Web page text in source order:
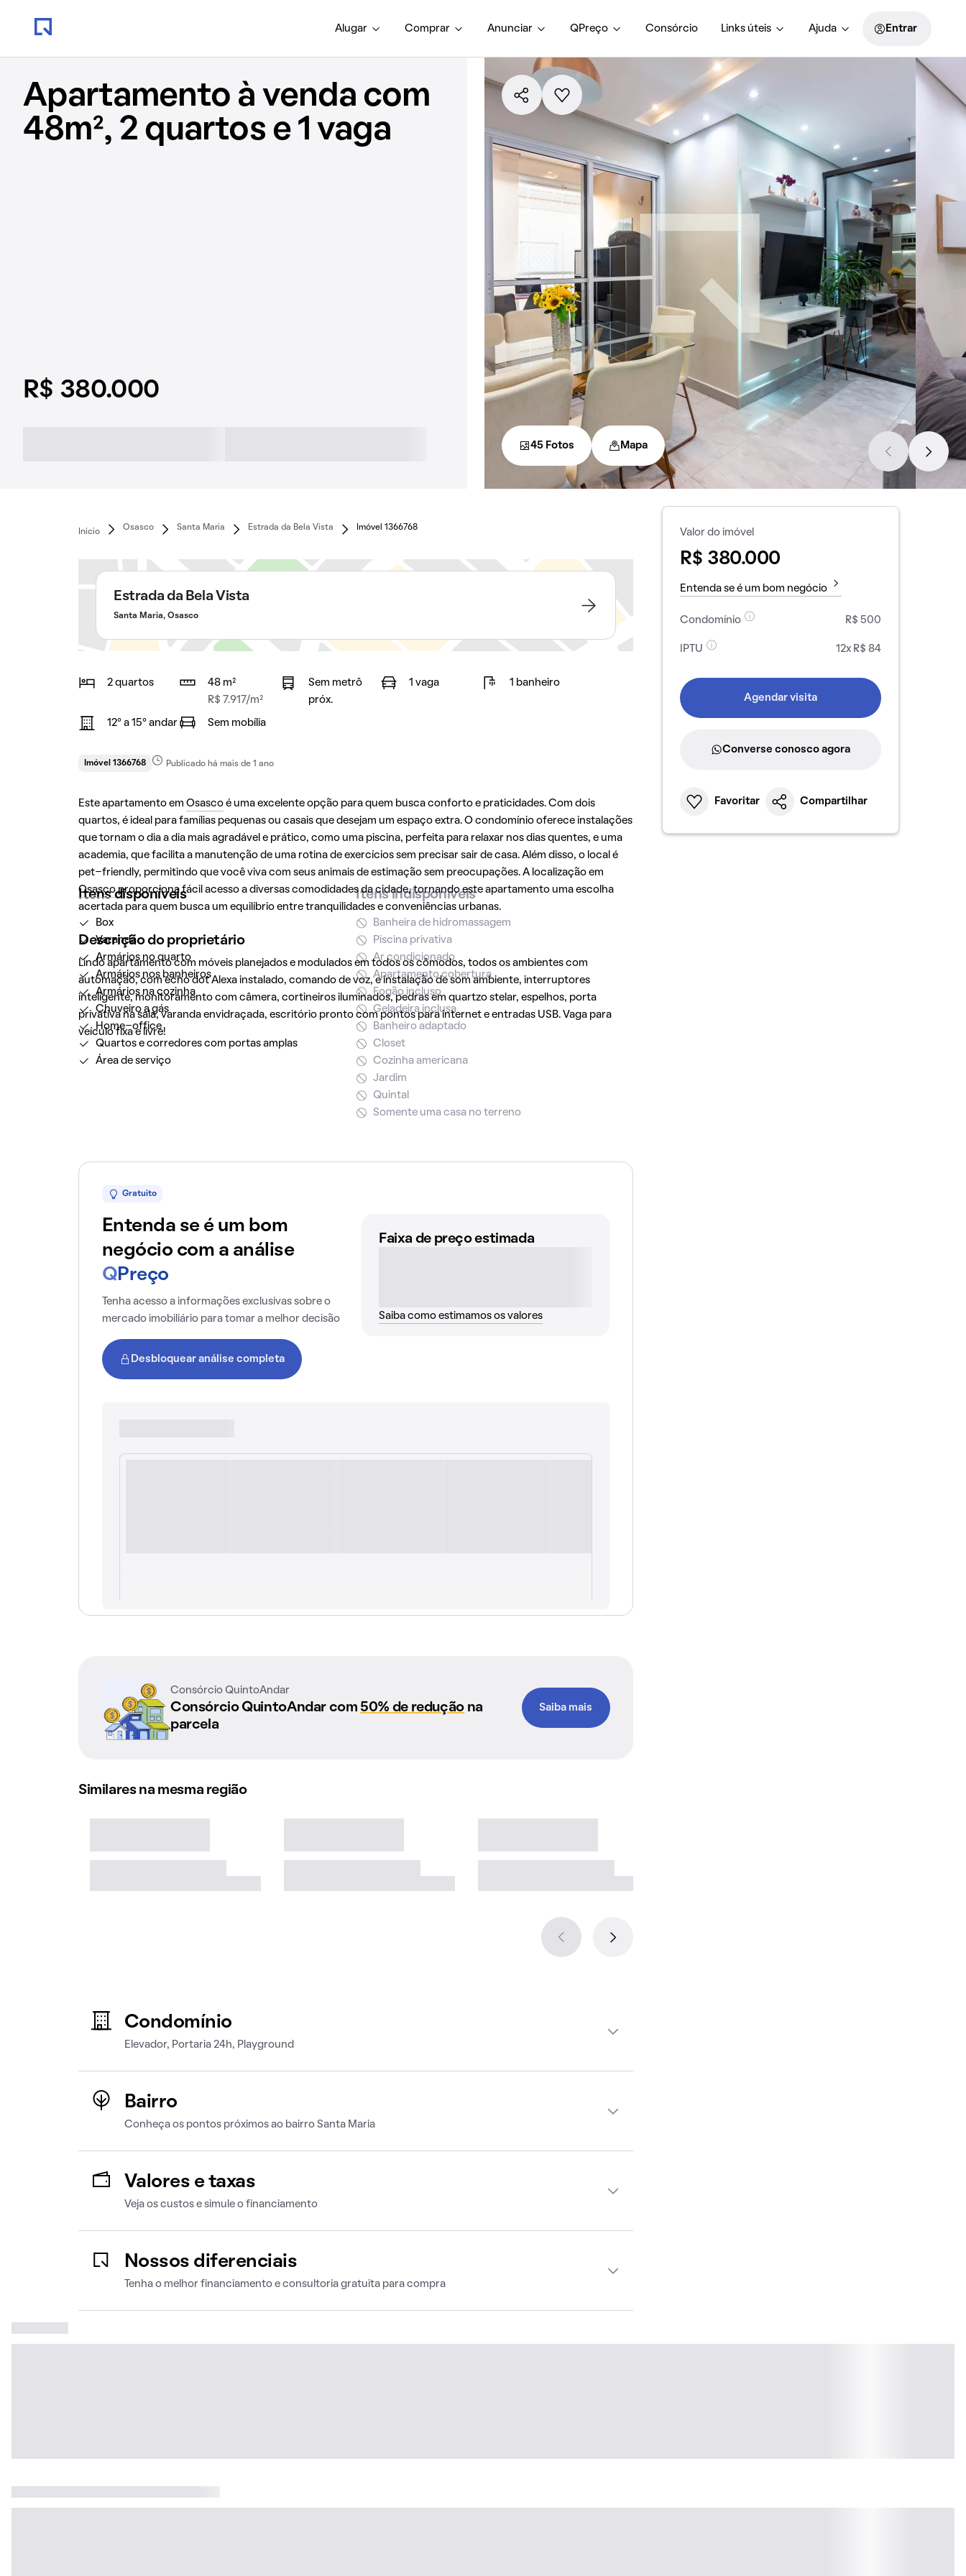
Alugar Comprar Anunciar QPreço Consórcio Links úteis Ajuda Entrar
Apartamento à venda com
48m², 2 quartos e 1 vaga
R$ 380.000
45 Fotos Mapa
Início
Osasco Santa Maria Estrada da Bela Vista Imóvel 1366768
Estrada da Bela Vista
Santa Maria, Osasco
2 quartos
48 m²
R$ 7.917/m²
Sem metrô
próx.
1 vaga 1 banheiro
12° a 15° andar Sem mobília
Imóvel 1366768 Publicado há mais de 1 ano
Este apartamento em Osascoé uma excelente opção para quem busca conforto e praticidades. Com dois
quartos, é ideal para famílias pequenas ou casais que desejam um espaço extra. O condomínio oferece instalações
que tornam o dia a dia mais agradável e prático, como uma piscina, perfeita para relaxar nos dias quentes, e uma
academia, que facilita a manutenção de uma rotina de exercícios sem precisar sair de casa. Além disso, o local é
pet-friendly, permitindo que você viva com seus animais de estimação sem preocupações. A localização em
Osascoproporciona fácil acesso a diversas comodidades da cidade, tornando este apartamento uma escolha
acertada para quem busca um equilíbrio entre tranquilidades e conveniências urbanas.
Descrição do proprietário
Lindo apartamento com móveis planejados e modulados em todos os cômodos, todos os ambientes com
automação, com echo dot Alexa instalado, comando de voz, e instalação de som ambiente, interruptores
inteligente, monitoramento com câmera, cortineiros iluminados, pedras em quartzo stelar, espelhos, porta
privativa na sala, varanda envidraçada, escritório pronto com pontos para internet e entradas USB. Vaga para
veículo fixa e livre!
Itens disponíveis
Box
Varanda
Armários no quarto
Armários nos banheiros
Armários na cozinha
Chuveiro a gás
Home-office
Quartos e corredores com portas amplas
Área de serviço
Itens indisponíveis
Banheira de hidromassagem
Piscina privativa
Ar condicionado
Apartamento cobertura
Fogão incluso
Geladeira inclusa
Banheiro adaptado
Closet
Cozinha americana
Jardim
Quintal
Somente uma casa no terreno
Gratuito
Entenda se é um bom
negócio com a análise
Q Preço
Tenha acesso a informações exclusivas sobre o
mercado imobiliário para tomar a melhor decisão
Desbloquear análise completa
Faixa de preço estimada
Saiba como estimamos os valores
Consórcio QuintoAndar
Consórcio QuintoAndar com 50% de reduçãona
parcela
Saiba mais
Similares na mesma região
Condomínio
Elevador, Portaria 24h, Playground
Bairro
Conheça os pontos próximos ao bairro Santa Maria
Valores e taxas
Veja os custos e simule o financiamento
Nossos diferenciais
Tenha o melhor financiamento e consultoria gratuita para compra
Valor do imóvel
R$ 380.000
Entenda se é um bom negócio
Condomínio R$ 500
IPTU 12x R$ 84
Agendar visita
Converse conosco agora
Favoritar Compartilhar